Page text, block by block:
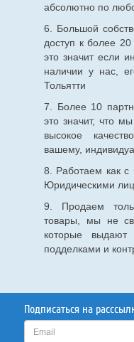
абсолютно по
6. Большой
доступ к более
это значит если
наличии у нас,
Тольятти
7. Более 10
это значит, что
высокое
вашему,
8. Работаем как с
Юридическими
9. Продаем
товары, мы не
которые
подделками и
Подписаться на